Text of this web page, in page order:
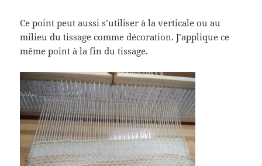
Ce point peut aussi s’utiliser à la verticale ou au
milieu du tissage comme décoration. J’applique ce
même point à la fin du tissage.